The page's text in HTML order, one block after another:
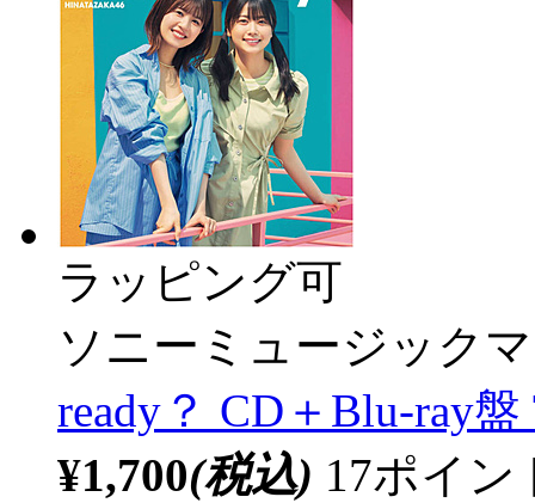
ラッピング可
ソニーミュージック
ready？ CD＋Blu-ray盤
¥1,700(税込) 17ポイ